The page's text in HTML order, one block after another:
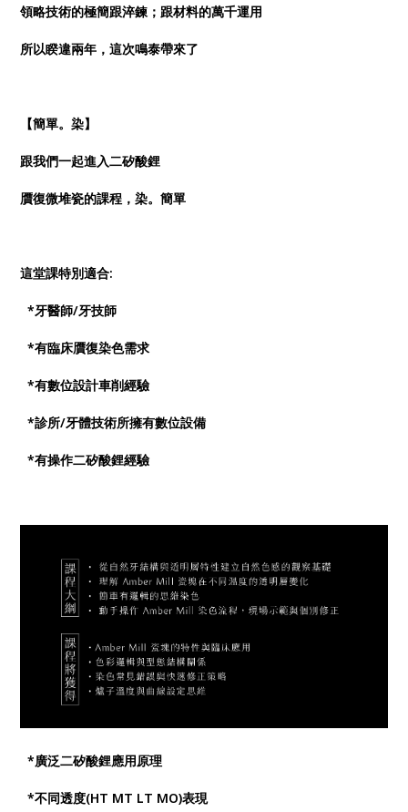
領略技術的極簡跟淬鍊；跟材料的萬千運用
所以睽違兩年，這次鳴泰帶來了
【簡單。染】
跟我們一起進入二矽酸鋰
贋復微堆瓷的課程，染。簡單
這堂課特別適合:
*牙醫師/牙技師
*有臨床贋復染色需求
*有數位設計車削經驗
*診所/牙體技術所擁有數位設備
*有操作二矽酸鋰經驗
*廣泛二矽酸鋰應用原理
*不同透度(HT MT LT MO)表現